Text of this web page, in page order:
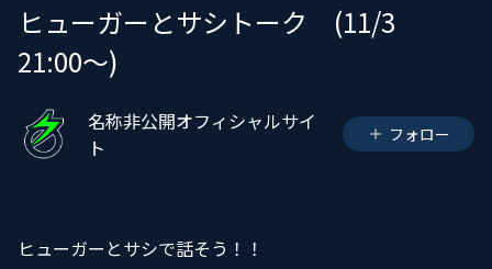
ヒューガーとサシトーク (11/3
21:00〜)
名称非公開オフィシャルサイ
ト
フォロー
ヒューガーとサシで話そう！！